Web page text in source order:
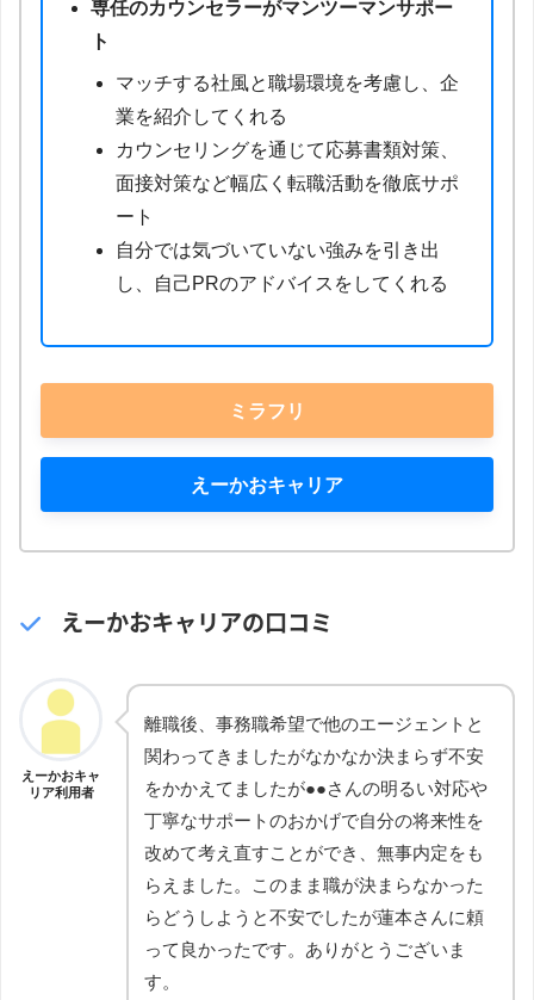
専任のカウンセラーがマンツーマンサポー
ト
マッチする社風と職場環境を考慮し、企
業を紹介してくれる
カウンセリングを通じて応募書類対策、
面接対策など幅広く転職活動を徹底サポ
ート
自分では気づいていない強みを引き出
し、自己PRのアドバイスをしてくれる
ミラフリ
えーかおキャリア
えーかおキャリアの口コミ
えーかおキャ
リア利用者
離職後、事務職希望で他のエージェントと
関わってきましたがなかなか決まらず不安
をかかえてましたが●●さんの明るい対応や
丁寧なサポートのおかげで自分の将来性を
改めて考え直すことができ、無事内定をも
らえました。このまま職が決まらなかった
らどうしようと不安でしたが蓮本さんに頼
って良かったです。ありがとうございま
す。